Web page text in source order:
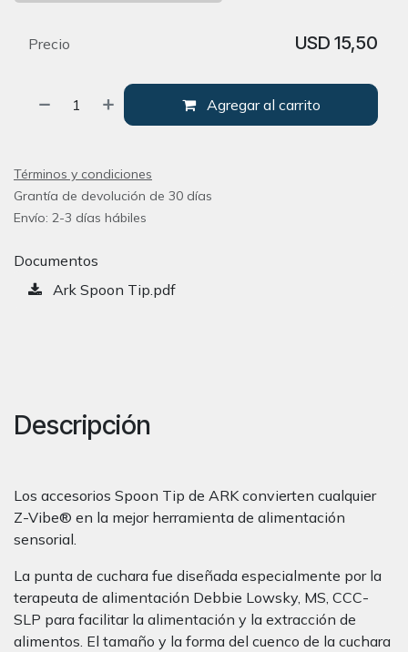
Agregar al carrito
Precio USD 15,50
Términos y condiciones
Grantía de devolución de 30 días
Envío: 2-3 días hábiles
Documentos
Ark Spoon Tip.pdf
Descripción
Los accesorios Spoon Tip de ARK convierten cualquier
Z-Vibe® en la mejor herramienta de alimentación
sensorial.
La punta de cuchara fue diseñada especialmente por la
terapeuta de alimentación Debbie Lowsky, MS, CCC-
SLP para facilitar la alimentación y la extracción de
alimentos. El tamaño y la forma del cuenco de la cuchara